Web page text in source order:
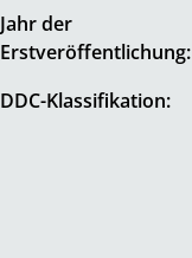
Jahr der
Erstveröffentlichung:
DDC-Klassifikation: